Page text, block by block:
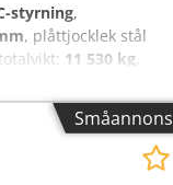
styrning,
, plåttjocklek stål
11 530 kg,
Credpfx Anozh
och erbjuder
känd för sin robusta
mycket lämplig för
och testas i drift
Småannons